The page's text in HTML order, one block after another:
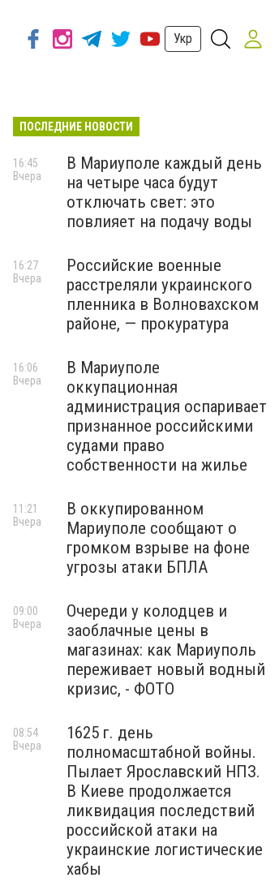
Укр
ПОСЛЕДНИЕ НОВОСТИ
В Мариуполе каждый день
на четыре часа будут
отключать свет: это
повлияет на подачу воды
16:45
Вчера
Российские военные
расстреляли украинского
пленника в Волновахском
районе, — прокуратура
16:27
Вчера
В Мариуполе
оккупационная
администрация оспаривает
признанное российскими
судами право
собственности на жилье
16:06
Вчера
В оккупированном
Мариуполе сообщают о
громком взрыве на фоне
угрозы атаки БПЛА
11:21
Вчера
Очереди у колодцев и
заоблачные цены в
магазинах: как Мариуполь
переживает новый водный
кризис, - ФОТО
09:00
Вчера
1625 г. день
полномасштабной войны.
Пылает Ярославский НПЗ.
В Киеве продолжается
ликвидация последствий
российской атаки на
украинские логистические
хабы
08:54
Вчера